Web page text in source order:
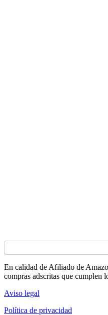
En calidad de Afiliado de
compras adscritas que cumplen
Aviso legal
Política de privacidad